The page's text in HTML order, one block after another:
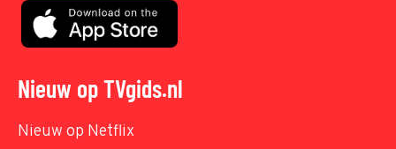
Nieuw op TVgids.nl
Nieuw op Netflix